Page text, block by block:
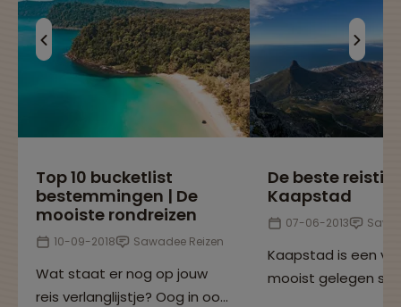
Top 10 bucketlist
bestemmingen | De
mooiste rondreizen
10-09-2018 Sawadee Reizen
Wat staat er nog op jouw
reis verlanglijstje? Oog in oog
De beste
Kaapstad
07-06-2013
Kaapstad is een
mooist gelegen